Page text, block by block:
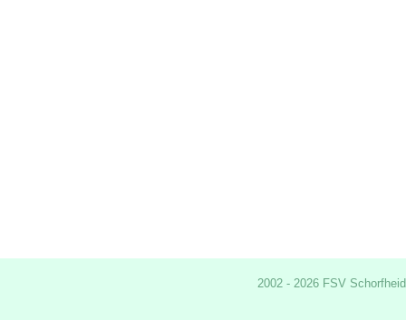
2002 - 2026 FSV